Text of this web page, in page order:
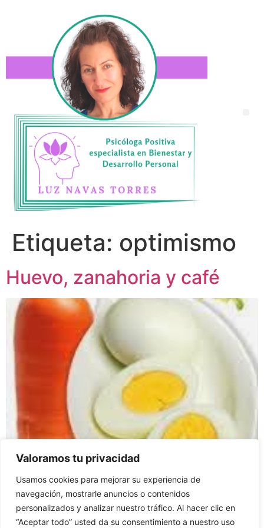
Valoramos tu privacidad
Usamos cookies para mejorar su experiencia de
navegación, mostrarle anuncios o contenidos
personalizados y analizar nuestro tráfico. Al hacer clic en
“Aceptar todo” usted da su consentimiento a nuestro uso
Etiqueta: optimismo
Huevo, zanahoria y café
Hay un cuento que dice así: Una hija se quejaba con su
padre acerca de su vida y de cómo las cosas le
resultaban tan difíciles. No sabía como hacer para